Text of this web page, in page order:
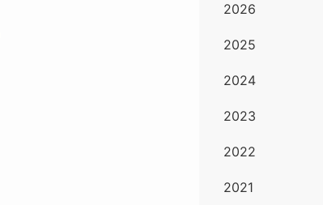
2026
2025
2024
2023
2022
2021